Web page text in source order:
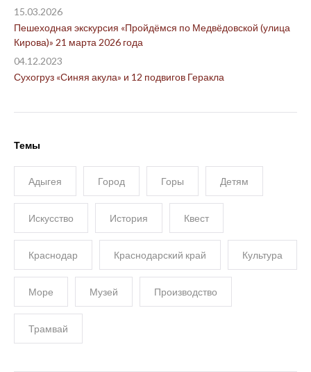
Пешеходная экскурсия «Пройдёмся по Медвёдовской (улица
Кирова)» 21 марта 2026 года
15.03.2026
Сухогруз «Синяя акула» и 12 подвигов Геракла
04.12.2023
Темы
Адыгея Город Горы Детям
Искусство История Квест
Краснодар Краснодарский край Культура
Море Музей Производство
Трамвай